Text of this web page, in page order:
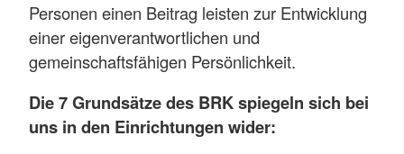
Personen einen Beitrag leisten zur Entwicklung
einer eigenverantwortlichen und
gemeinschaftsfähigen Persönlichkeit.
Die 7 Grundsätze des BRK spiegeln sich bei
uns in den Einrichtungen wider: